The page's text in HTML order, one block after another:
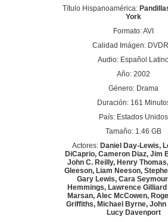
Título Hispanoamérica:
York
Formato: AVI
Calidad Imágen:
Audio: Español
Año: 2002
Género: Drama
Duración: 161
País: Estados Unidos
Tamaño: 1.46 GB
Actores: Daniel Day-Lewis,
DiCaprio, Cameron Diaz, Jim
John C. Reilly, Henry
Gleeson, Liam Neeson,
Gary Lewis, Cara
Hemmings, Lawrence Gilliard
Marsan, Alec McCowen,
Griffiths, Michael Byrne, John
Lucy Davenport